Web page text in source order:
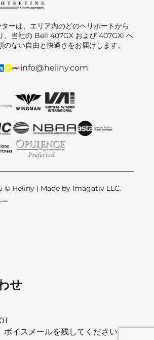
ーは、エリア内のどのヘリポートから
、当社の Bell 407GX および 407GXi ヘ
のない自由と快適さをお届けします。
info@heliny.com
© Heliny | Made by Imagativ LLC.
ー
せ
イスメールを残してください